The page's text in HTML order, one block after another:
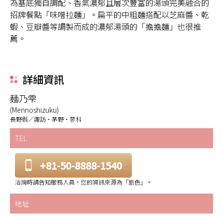
為基底獨自調配、香氣濃郁且層次豐富的湯頭完美融合的
招牌餐點「味噌拉麵」。扁平的中粗麵搭配以芝麻醬、乾
蝦、豆瓣醬等調製而成的濃郁湯頭的「擔擔麵」也很推
薦。
詳細資訊
麺乃雫
(Mennoshizuku)
長野縣／諏訪・茅野・蓼科
TEL
+81-50-8888-1540
洽詢時請告知服務人員，您的資訊來源為「旅色」。
地址